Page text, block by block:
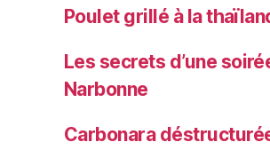
Poulet grillé à la
Les secrets d’une
Narbonne
Carbonara